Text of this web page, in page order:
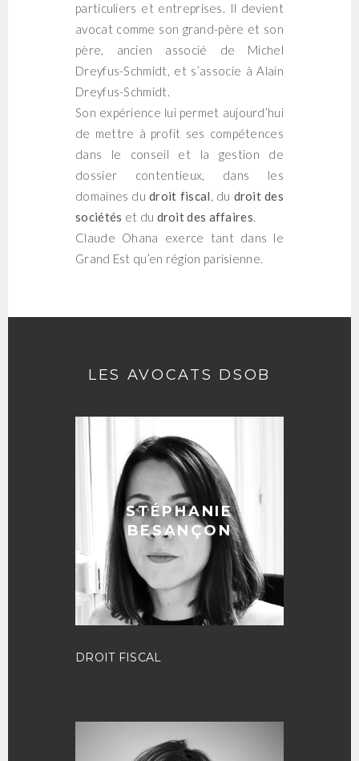
particuliers et entreprises. Il devient
avocat comme son grand-père et son
père, ancien associé de Michel
Dreyfus-Schmidt, et s’associe à Alain
Dreyfus-Schmidt.
Son expérience lui permet aujourd’hui
de mettre à profit ses compétences
dans le conseil et la gestion de
dossier contentieux, dans les
domaines dudroit fiscal, du droit des
sociétés et du droit des affaires.
Claude Ohana exerce tant dans le
Grand Est qu’en région parisienne.
LES AVOCATS DSOB
STÉPHANIE
BESANÇON
DROIT FISCAL